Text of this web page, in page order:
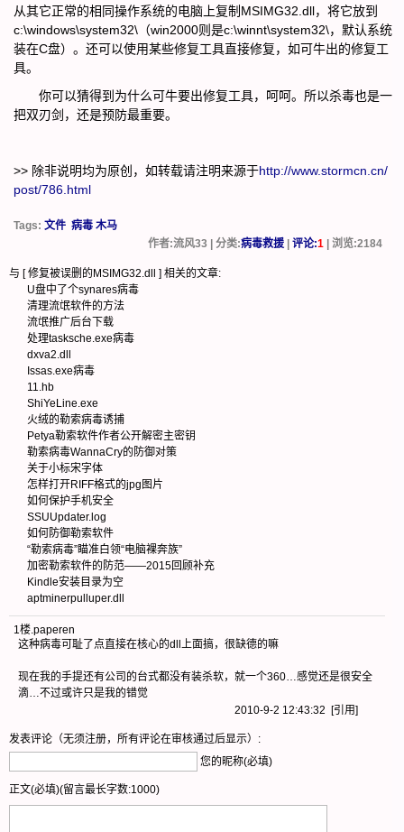
从其它正常的相同操作系统的电脑上复制MSIMG32.dll，将它放到
c:\windows\system32\（win2000则是c:\winnt\system32\，默认系统
装在C盘）。还可以使用某些修复工具直接修复，如可牛出的修复工
具。
你可以猜得到为什么可牛要出修复工具，呵呵。所以杀毒也是一
把双刃剑，还是预防最重要。
>> 除非说明均为原创，如转载请注明来源于http://www.stormcn.cn/
post/786.html
Tags: 文件 病毒 木马
作者:流风33 | 分类:病毒救援 |评论:1 | 浏览:2184
与 [修复被误删的MSIMG32.dll
] 相关的文章:
U盘中了个synares病毒
清理流氓软件的方法
流氓推广后台下载
处理tasksche.exe病毒
dxva2.dll
Issas.exe病毒
11.hb
ShiYeLine.exe
火绒的勒索病毒诱捕
Petya勒索软件作者公开解密主密钥
勒索病毒WannaCry的防御对策
关于小标宋字体
怎样打开RIFF格式的jpg图片
如何保护手机安全
SSUUpdater.log
如何防御勒索软件
“勒索病毒”瞄准白领“电脑裸奔族”
加密勒索软件的防范——2015回顾补充
Kindle安装目录为空
aptminerpulluper.dll
1楼.paperen
这种病毒可耻了点直接在核心的dll上面搞，很缺德的嘛
现在我的手提还有公司的台式都没有装杀软，就一个360…感觉还是很安全
滴…不过或许只是我的错觉
2010-9-2 12:43:32 [引用]
发表评论（无须注册，所有评论在审核通过后显示）:
您的昵称(必填)
正文(必填)(留言最长字数:1000)